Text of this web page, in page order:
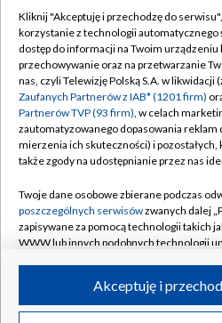
TVP
Abonament TVP
Emisja w TVP
Centrum informacji TVP
Naziemna Telewizja Cyfrowa
Rada Programowa
System NOS
Informacje o nadawcy
Program dla prasy
Polityka
Moje
©2026 Telewizja
Kliknij "Akceptuję i przechodzę do
korzystanie z technologii automatycznego
dostęp do informacji na Twoim urządzeniu
przechowywanie oraz na przetwarzanie
nas, czyli Telewizję Polską S.A. w likwidacji
Zaufanych Partnerów z IAB* (1201 firm)
Partnerów TVP (93 firm), w celach
zautomatyzowanego dopasowania reklam
mierzenia ich skuteczności) i
także zgody na udostępnianie przez nas
Twoje dane osobowe zbierane podczas
poszczególnych serwisówzwanych dalej
zapisywane za pomocą technologii takich
WWW lub innych podobnych technologii
ruchu w Internecie.Akceptuję i